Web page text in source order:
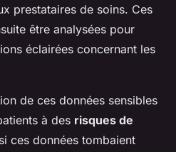
prestataires de soins. Ces
être analysées pour
éclairées concernant les
de ces données sensibles
à des risques de
ces données tombaient